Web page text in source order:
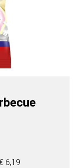
6,19